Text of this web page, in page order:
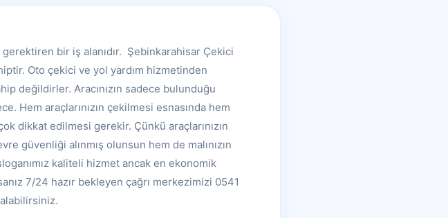
bir iş alanıdır. Şebinkarahisar Çekici
Oto çekici ve yol yardım hizmetinden
değildirler. Aracınızın sadece bulunduğu
Hem araçlarınızın çekilmesi esnasında hem
dikkat edilmesi gerekir. Çünkü araçlarınızın
güvenliği alınmış olunsun hem de malınızın
kaliteli hizmet ancak en ekonomik
7/24 hazır bekleyen çağrı merkezimizi 0541